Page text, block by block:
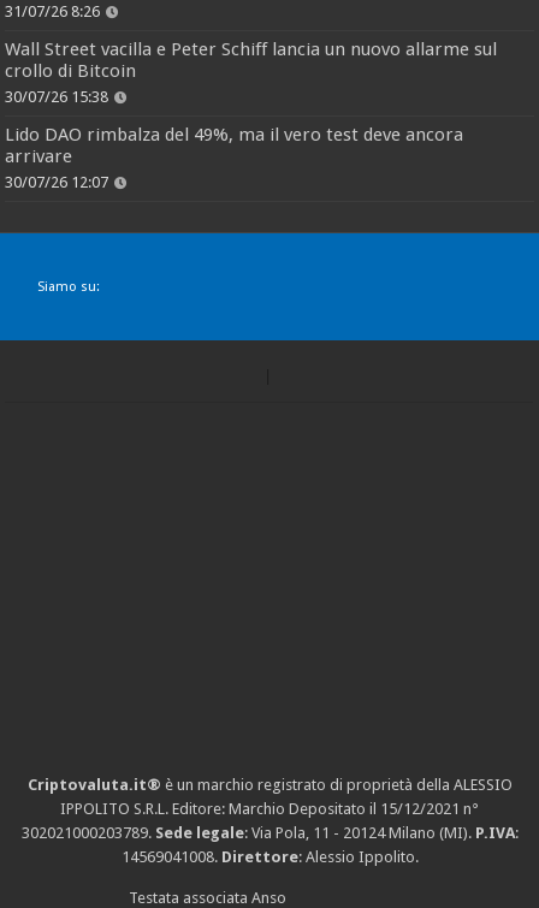
31/07/26 8:26
Wall Street vacilla e Peter Schiff lancia un nuovo allarme sul
crollo di Bitcoin
30/07/26 15:38
Lido DAO rimbalza del 49%, ma il vero test deve ancora
arrivare
30/07/26 12:07
Siamo su:
Criptovaluta.it® è un marchio registrato di proprietà della ALESSIO
IPPOLITO S.R.L. Editore: Marchio Depositato il 15/12/2021 n°
302021000203789. Sede legale: Via Pola, 11 - 20124 Milano (MI). P.IVA:
14569041008. Direttore: Alessio Ippolito.
Testata associata Anso